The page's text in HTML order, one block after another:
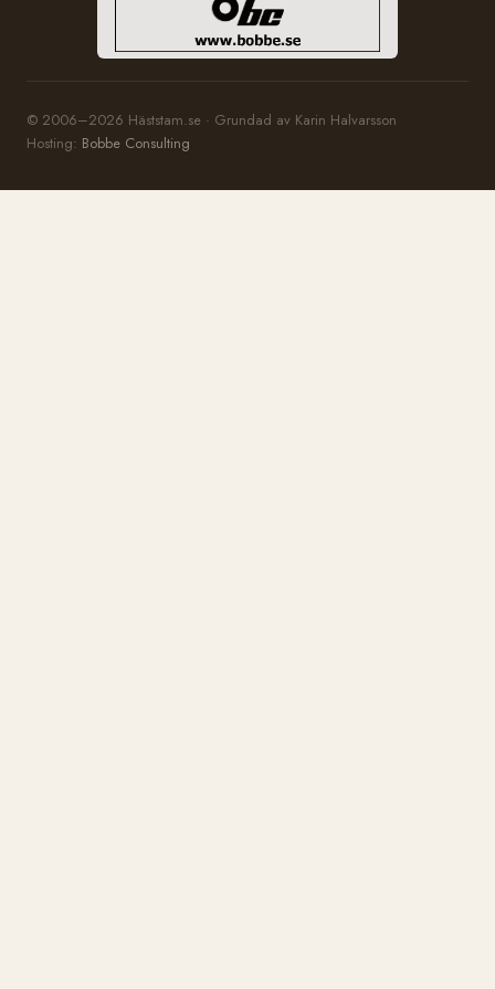
© 2006–2026 Häststam.se · Grundad av Karin Halvarsson
Hosting: Bobbe Consulting